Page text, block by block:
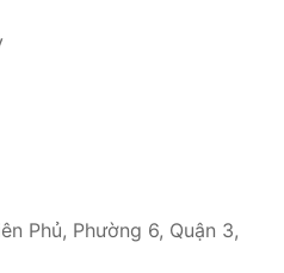
Phủ, Phường 6, Quận 3,